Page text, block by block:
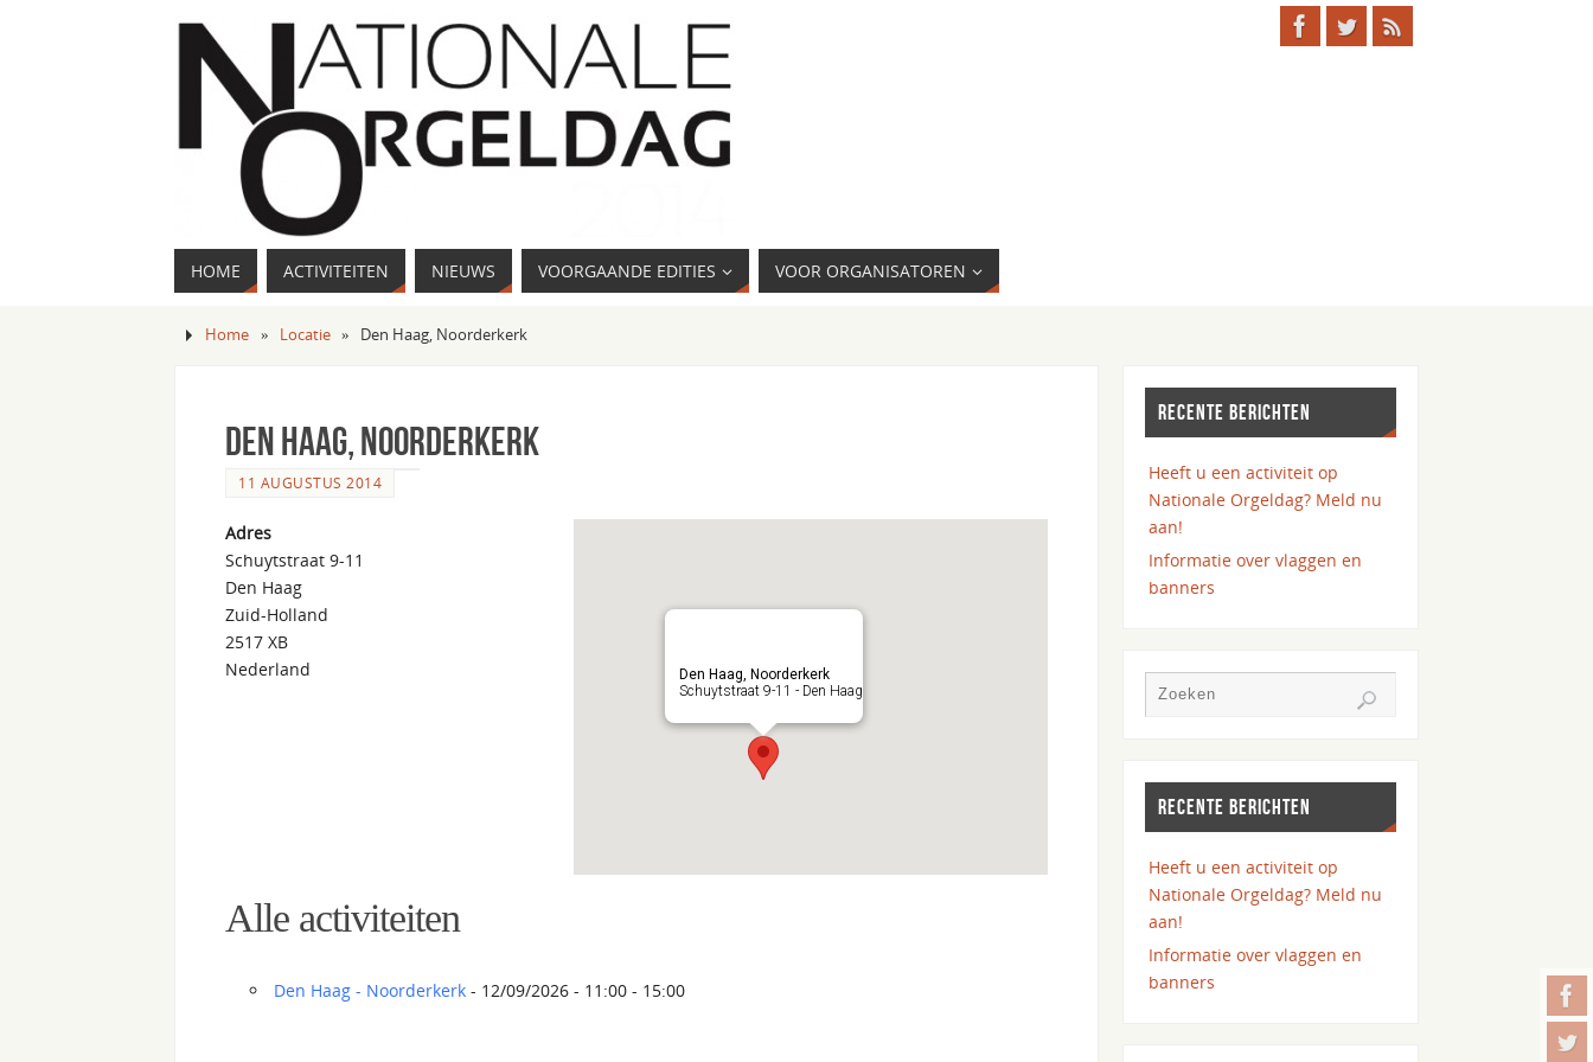
HOME ACTIVITEITEN NIEUWS VOORGAANDE EDITIES VOOR ORGANISATOREN
Home » Locatie » Den Haag, Noorderkerk
Den Haag, Noorderkerk
11 AUGUSTUS 2014
Den Haag, Noorderkerk
Schuytstraat 9-11 - Den Haag
Adres
Schuytstraat 9-11
Den Haag
Zuid-Holland
2517 XB
Nederland
Alle activiteiten
Den Haag - Noorderkerk - 12/09/2026 - 11:00 - 15:00
RECENTE BERICHTEN
Heeft u een activiteit op
Nationale Orgeldag? Meld nu
aan!
Informatie over vlaggen en
banners
RECENTE BERICHTEN
Heeft u een activiteit op
Nationale Orgeldag? Meld nu
aan!
Informatie over vlaggen en
banners